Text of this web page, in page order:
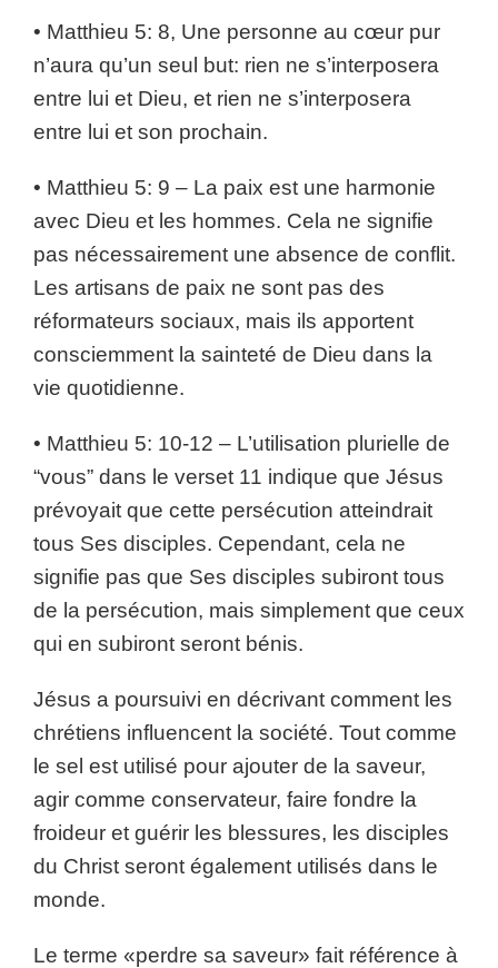
• Matthieu 5: 8, Une personne au cœur pur
n’aura qu’un seul but: rien ne s’interposera
entre lui et Dieu, et rien ne s’interposera
entre lui et son prochain.
• Matthieu 5: 9 – La paix est une harmonie
avec Dieu et les hommes. Cela ne signifie
pas nécessairement une absence de conflit.
Les artisans de paix ne sont pas des
réformateurs sociaux, mais ils apportent
consciemment la sainteté de Dieu dans la
vie quotidienne.
• Matthieu 5: 10-12 – L’utilisation plurielle de
“vous” dans le verset 11 indique que Jésus
prévoyait que cette persécution atteindrait
tous Ses disciples. Cependant, cela ne
signifie pas que Ses disciples subiront tous
de la persécution, mais simplement que ceux
qui en subiront seront bénis.
Jésus a poursuivi en décrivant comment les
chrétiens influencent la société. Tout comme
le sel est utilisé pour ajouter de la saveur,
agir comme conservateur, faire fondre la
froideur et guérir les blessures, les disciples
du Christ seront également utilisés dans le
monde.
Le terme «perdre sa saveur» fait référence à